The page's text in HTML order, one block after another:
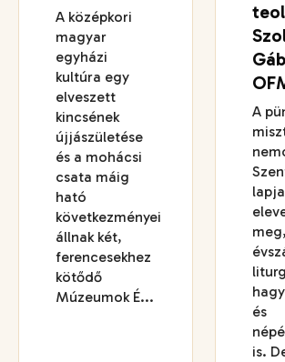
A középkori
magyar
egyházi
kultúra egy
elveszett
kincsének
újjászületése
és a mohácsi
csata máig
ható
következményei
állnak két,
ferencesekhez
kötődő
Múzeumok É...
A
és
is.